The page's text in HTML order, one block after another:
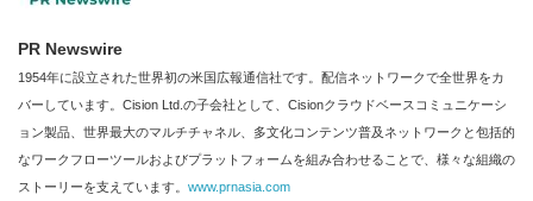
PR Newswire
1954年に設立された世界初の米国広報通信社です。配信ネットワークで全世界をカ
バーしています。Cision Ltd.の子会社として、Cisionクラウドベースコミュニケーシ
ョン製品、世界最大のマルチチャネル、多文化コンテンツ普及ネットワークと包括的
なワークフローツールおよびプラットフォームを組み合わせることで、様々な組織の
ストーリーを支えています。 www.prnasia.com